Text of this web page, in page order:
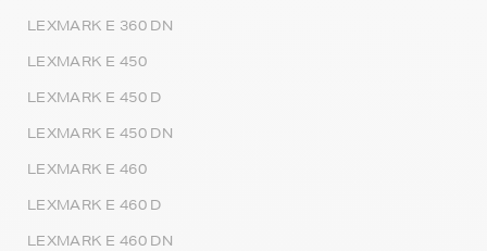
LEXMARK E 360 DN
LEXMARK E 450
LEXMARK E 450 D
LEXMARK E 450 DN
LEXMARK E 460
LEXMARK E 460 D
LEXMARK E 460 DN